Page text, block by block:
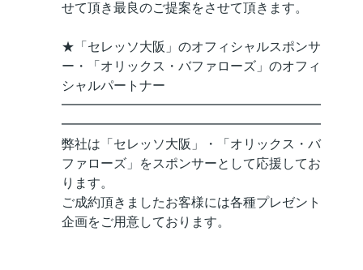
せて頂き最良のご提案をさせて頂きます。
★「セレッソ大阪」のオフィシャルスポンサ
ー・「オリックス・バファローズ」のオフィ
シャルパートナー
━━━━━━━━━━━━━━━━━━━━
━━━━━━━━━━━━━━━━━━━━
弊社は「セレッソ大阪」・「オリックス・バ
ファローズ」をスポンサーとして応援してお
ります。
ご成約頂きましたお客様には各種プレゼント
企画をご用意しております。